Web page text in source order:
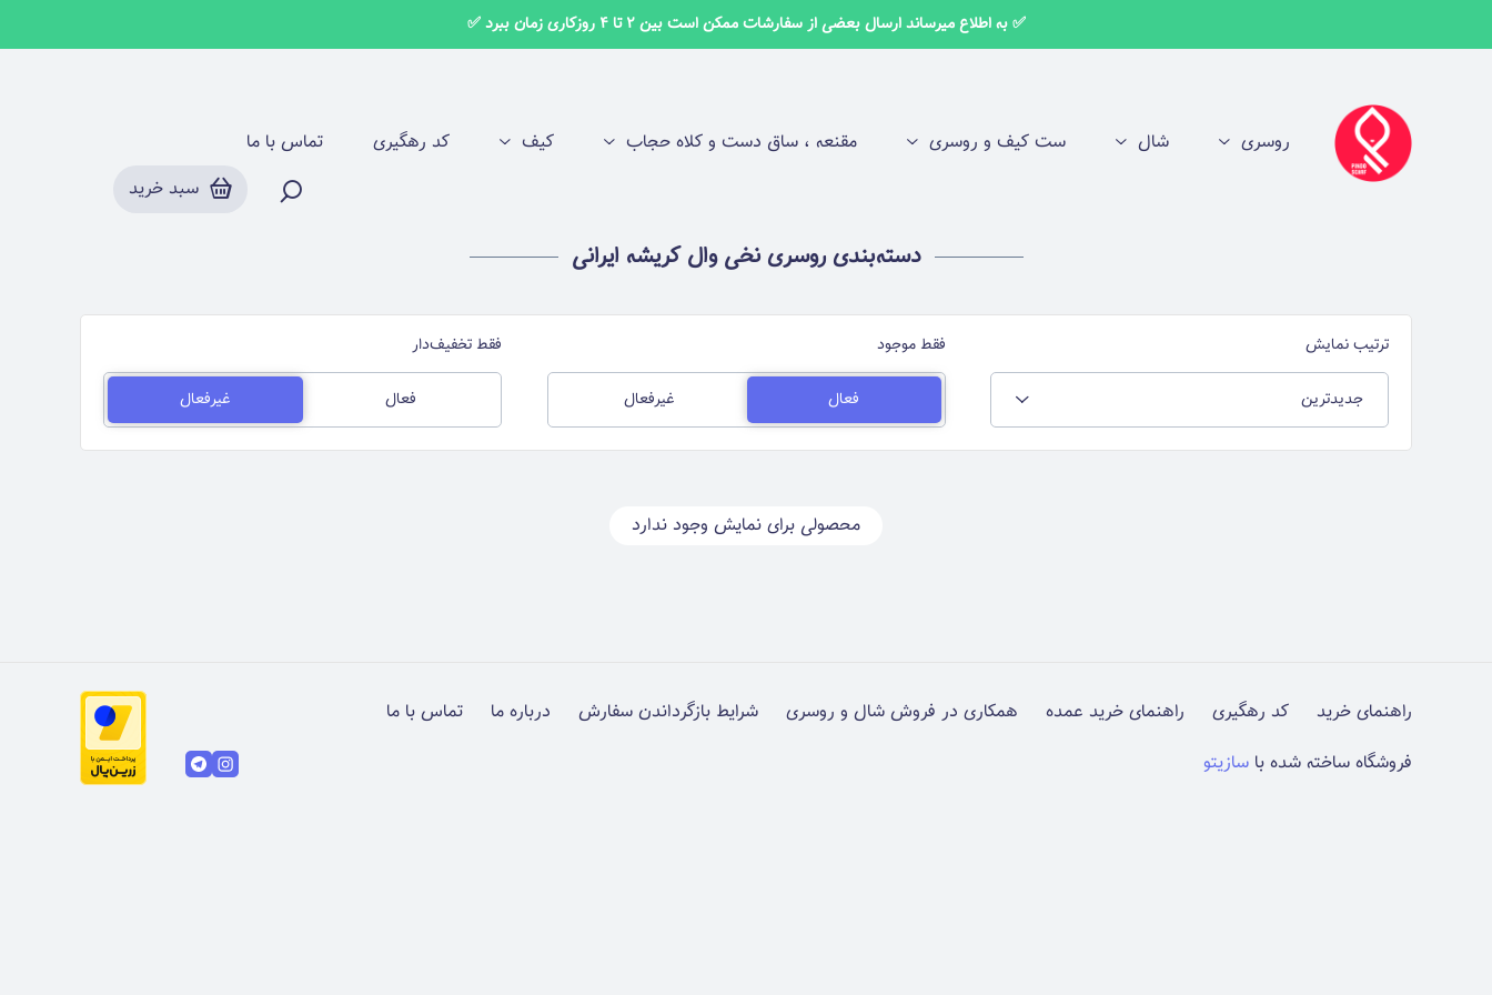
✅ به اطلاع میرساند ارسال بعضی از سفارشات ممکن است بین 2 تا 4 روزکاری زمان ببرد ✅
روسری شال ست کیف و روسری مقنعه ، ساق دست و کلاه حجاب کیف کد رهگیری
تماس با ما
سبد خرید
دسته‌بندی روسری نخی وال کریشه ایرانی
ترتیب نمایش
جدیدترین
فقط موجود
فعال غیرفعال
فقط تخفیف‌دار
فعال غیرفعال
محصولی برای نمایش وجود ندارد
راهنمای خرید کد رهگیری راهنمای خرید عمده همکاری در فروش شال و روسری شرایط بازگرداندن سفارش درباره ما
تماس با ما
فروشگاه ساخته شده با سازیتو